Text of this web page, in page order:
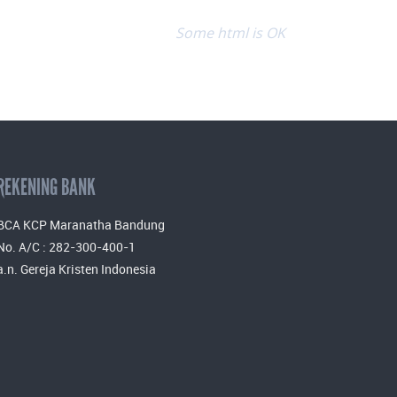
Some html is OK
BANK
KCP Maranatha Bandung
A/C : 282-300-400-1
Gereja Kristen Indonesia